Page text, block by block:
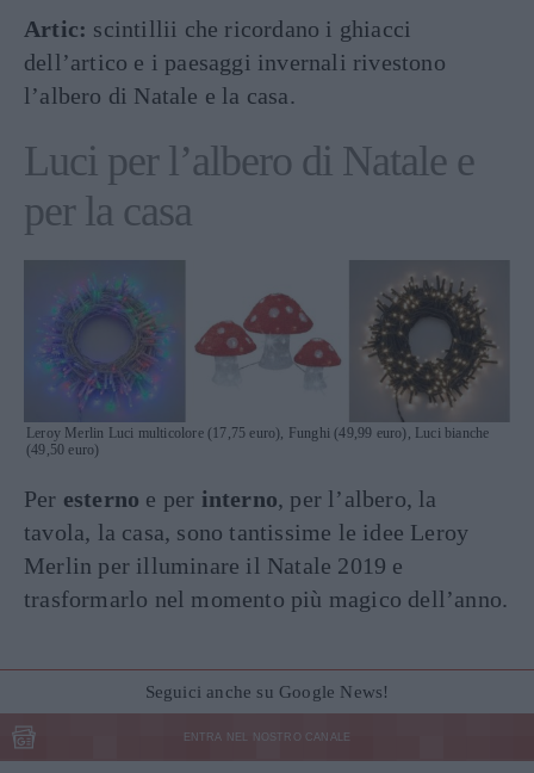
Artic: scintillii che ricordano i ghiacci
dell’artico e i paesaggi invernali rivestono
l’albero di Natale e la casa.
Luci per l’albero di Natale e
per la casa
Leroy Merlin Luci multicolore (17,75 euro), Funghi (49,99 euro), Luci bianche
(49,50 euro)
Per esterno e per interno, per l’albero, la
tavola, la casa, sono tantissime le idee Leroy
Merlin per illuminare il Natale 2019 e
trasformarlo nel momento più magico dell’anno.
Seguici anche su Google News!
ENTRA NEL NOSTRO CANALE